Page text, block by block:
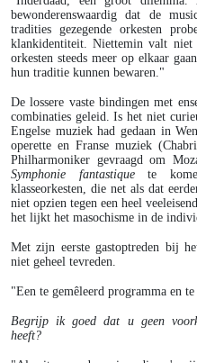
bewonderenswaardig dat de
tradities gezegende orkesten
klankidentiteit. Niettemin valt niet
orkesten steeds meer op elkaar
hun traditie kunnen bewaren."
De lossere vaste bindingen met
combinaties geleid. Is het niet
Engelse muziek had gedaan in
operette en Franse muziek
Philharmoniker gevraagd om
Symphonie fantastiquete
klasseorkesten, die net als dat
niet opzien tegen een heel
het lijkt het masochisme in de
Met zijn eerste gastoptreden bij
niet geheel tevreden.
"Een te gemêleerd programma en
Begrijp ik goed dat u geen
heeft?